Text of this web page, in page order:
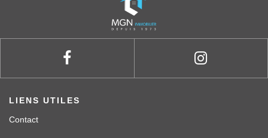
LIENS UTILES
Contact